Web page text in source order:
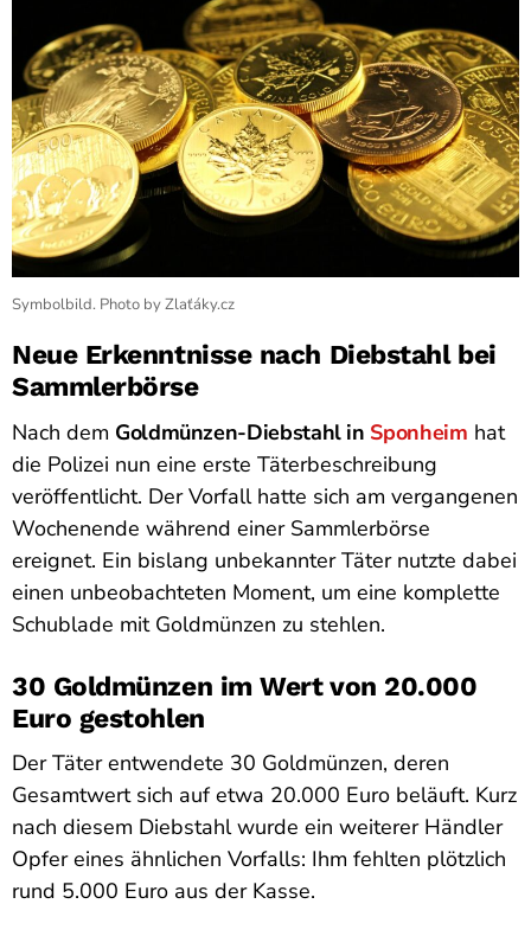
Symbolbild. Photo by Zlaťáky.cz
Neue Erkenntnisse nach Diebstahl bei
Sammlerbörse
Nach dem Goldmünzen-Diebstahl in Sponheim hat
die Polizei nun eine erste Täterbeschreibung
veröffentlicht. Der Vorfall hatte sich am vergangenen
Wochenende während einer Sammlerbörse
ereignet. Ein bislang unbekannter Täter nutzte dabei
einen unbeobachteten Moment, um eine komplette
Schublade mit Goldmünzen zu stehlen.
30 Goldmünzen im Wert von 20.000
Euro gestohlen
Der Täter entwendete 30 Goldmünzen, deren
Gesamtwert sich auf etwa 20.000 Euro beläuft. Kurz
nach diesem Diebstahl wurde ein weiterer Händler
Opfer eines ähnlichen Vorfalls: Ihm fehlten plötzlich
rund 5.000 Euro aus der Kasse.